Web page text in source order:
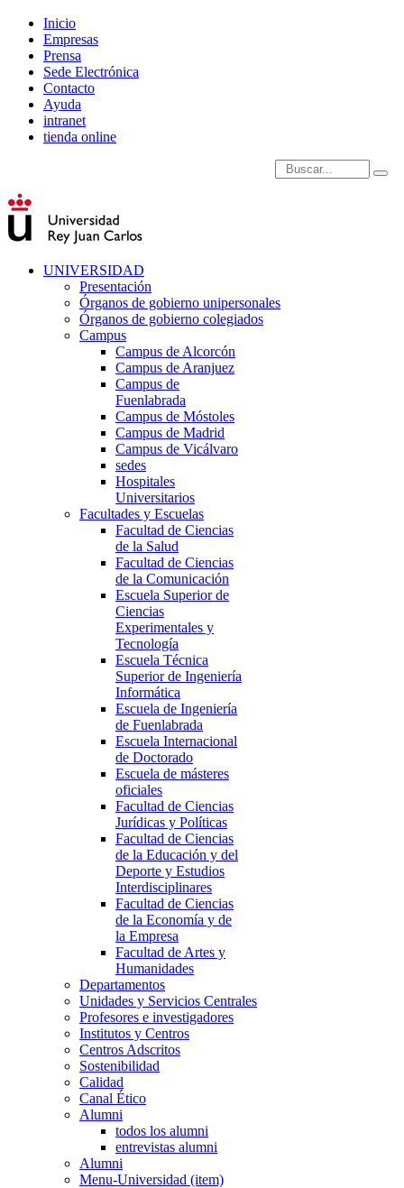
Inicio
Empresas
Prensa
Sede Electrónica
Contacto
Ayuda
intranet
tienda online
Introduce términos de
UNIVERSIDAD
Presentación
Órganos de gobierno unipersonales
Órganos de gobierno colegiados
Campus
Campus de Alcorcón
Campus de Aranjuez
Campus de
Fuenlabrada
Campus de Móstoles
Campus de Madrid
Campus de Vicálvaro
sedes
Hospitales
Universitarios
Facultades y Escuelas
Facultad de Ciencias
de la Salud
Facultad de Ciencias
de la Comunicación
Escuela Superior de
Ciencias
Experimentales y
Tecnología
Escuela Técnica
Superior de Ingeniería
Informática
Escuela de Ingeniería
de Fuenlabrada
Escuela Internacional
de Doctorado
Escuela de másteres
oficiales
Facultad de Ciencias
Jurídicas y Políticas
Facultad de Ciencias
de la Educación y del
Deporte y Estudios
Interdisciplinares
Facultad de Ciencias
de la Economía y de
la Empresa
Facultad de Artes y
Humanidades
Departamentos
Unidades y Servicios Centrales
Profesores e investigadores
Institutos y Centros
Centros Adscritos
Sostenibilidad
Calidad
Canal Ético
Alumni
todos los alumni
entrevistas alumni
Alumni
Menu-Universidad (item)